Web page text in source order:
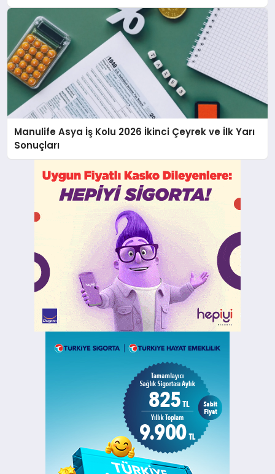
Manulife Asya İş Kolu 2026 İkinci Çeyrek ve İlk Yarı
Sonuçları